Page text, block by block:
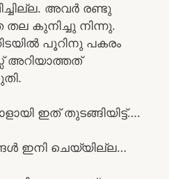
അവർ രണ്ടു
തല കുനിച്ചു നിന്നു.
പൂറിനു പകരം
അറിയാത്തത്
ഇത് തുടങ്ങിയിട്ട്….
ഇനി ചെയ്യില്ല…